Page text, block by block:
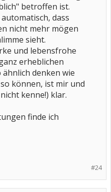
betroffen ist.
dass
nicht mehr mögen
sieht.
und lebensfrohe
erheblichen
denken wie
können, ist mir und
kenne!) klar.
finde ich
#24